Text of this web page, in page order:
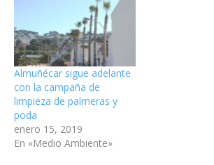
Almuñécar sigue adelante
con la campaña de
limpieza de palmeras y
poda
enero 15, 2019
En «Medio Ambiente»